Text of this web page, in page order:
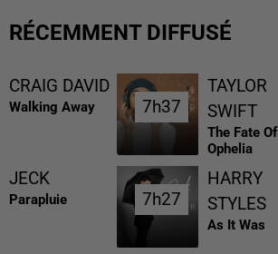
RÉCEMMENT DIFFUSÉ
CRAIG DAVID
Walking Away 7h37
7h37
TAYLOR
SWIFT
The Fate Of
Ophelia
JECK
Parapluie 7h27
7h27
HARRY
STYLES
As It Was